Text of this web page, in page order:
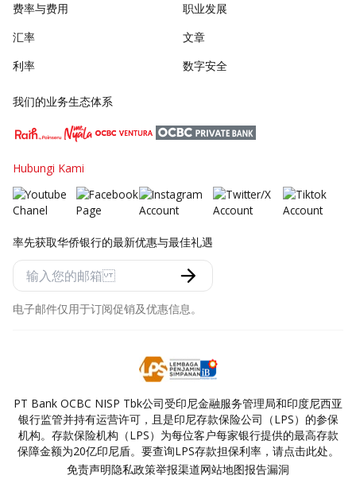
费率与费用
汇率
利率
职业发展
文章
数字安全
我们的业务生态体系
Hubungi Kami
率先获取华侨银行的最新优惠与最佳礼遇
电子邮件仅用于订阅促销及优惠信息。
PT Bank OCBC NISP Tbk公司受印尼金融服务管理局和印度尼西亚
银行监管并持有运营许可，且是印尼存款保险公司（LPS）的参保
机构。存款保险机构（LPS）为每位客户每家银行提供的最高存款
保障金额为20亿印尼盾。要查询LPS存款担保利率，请点击此处。
免责声明隐私政策举报渠道网站地图报告漏洞